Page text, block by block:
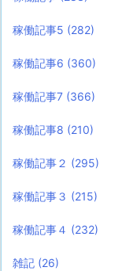
稼働記事5 (282)
稼働記事6 (360)
稼働記事7 (366)
稼働記事8 (210)
稼働記事２ (295)
稼働記事３ (215)
稼働記事４ (232)
雑記 (26)